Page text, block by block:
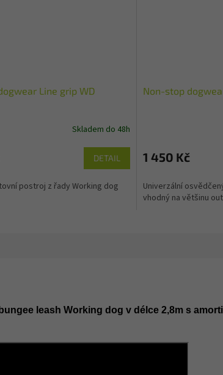
Line grip WD
Skladem do 48h
DETAIL
postroj z řady Working dog
Non-stop
1 450 Kč
Univerzální
vhodný na většinu
leash Working dog v délce 2,8m s